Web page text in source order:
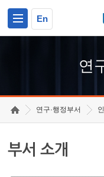
En
연
연구·행정부서
부서 소개